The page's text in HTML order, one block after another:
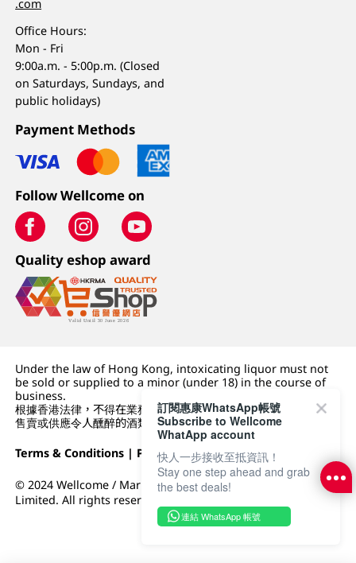
.com
Office Hours:
Mon - Fri
9:00a.m. - 5:00p.m. (Closed
on Saturdays, Sundays, and
public holidays)
Payment Methods
Follow Wellcome on
Quality eshop award
Under the law of Hong Kong, intoxicating liquor must not
be sold or supplied to a minor (under 18) in the course of
business.
根據香港法律，不得在業務過程中，向未成年人 (18 歲以下人士)
售賣或供應令人醺醉的酒類。
Terms & Conditions | Privacy Policy|DFI Retail Group
© 2024 Wellcome / Market Place. The Dairy Farm Company
Limited. All rights reserved.
訂閱惠康WhatsApp帳號
Subscribe to Wellcome
WhatApp account
快人一步接收至抵資訊！
Stay one step ahead and grab
the best deals!
連結 WhatsApp 帳號